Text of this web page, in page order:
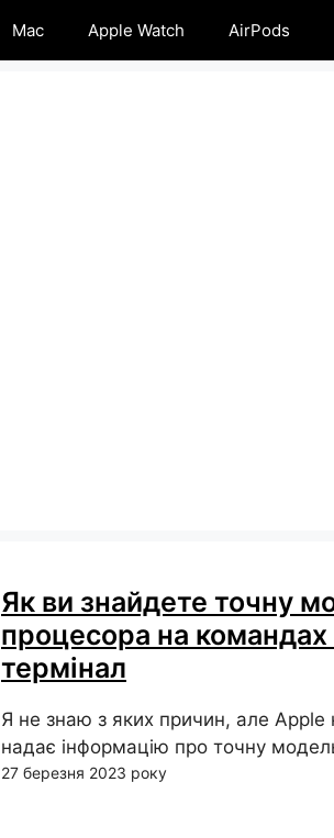
Mac Apple Watch AirPods
Як ви знайдете точну
процесора на
термінал
Я не знаю з яких причин, але Apple
надає інформацію про точну
27 березня 2023 року